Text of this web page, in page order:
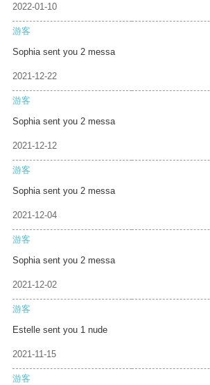
2022-01-10
游客
Sophia sent you 2 messa
2021-12-22
游客
Sophia sent you 2 messa
2021-12-12
游客
Sophia sent you 2 messa
2021-12-04
游客
Sophia sent you 2 messa
2021-12-02
游客
Estelle sent you 1 nude
2021-11-15
游客